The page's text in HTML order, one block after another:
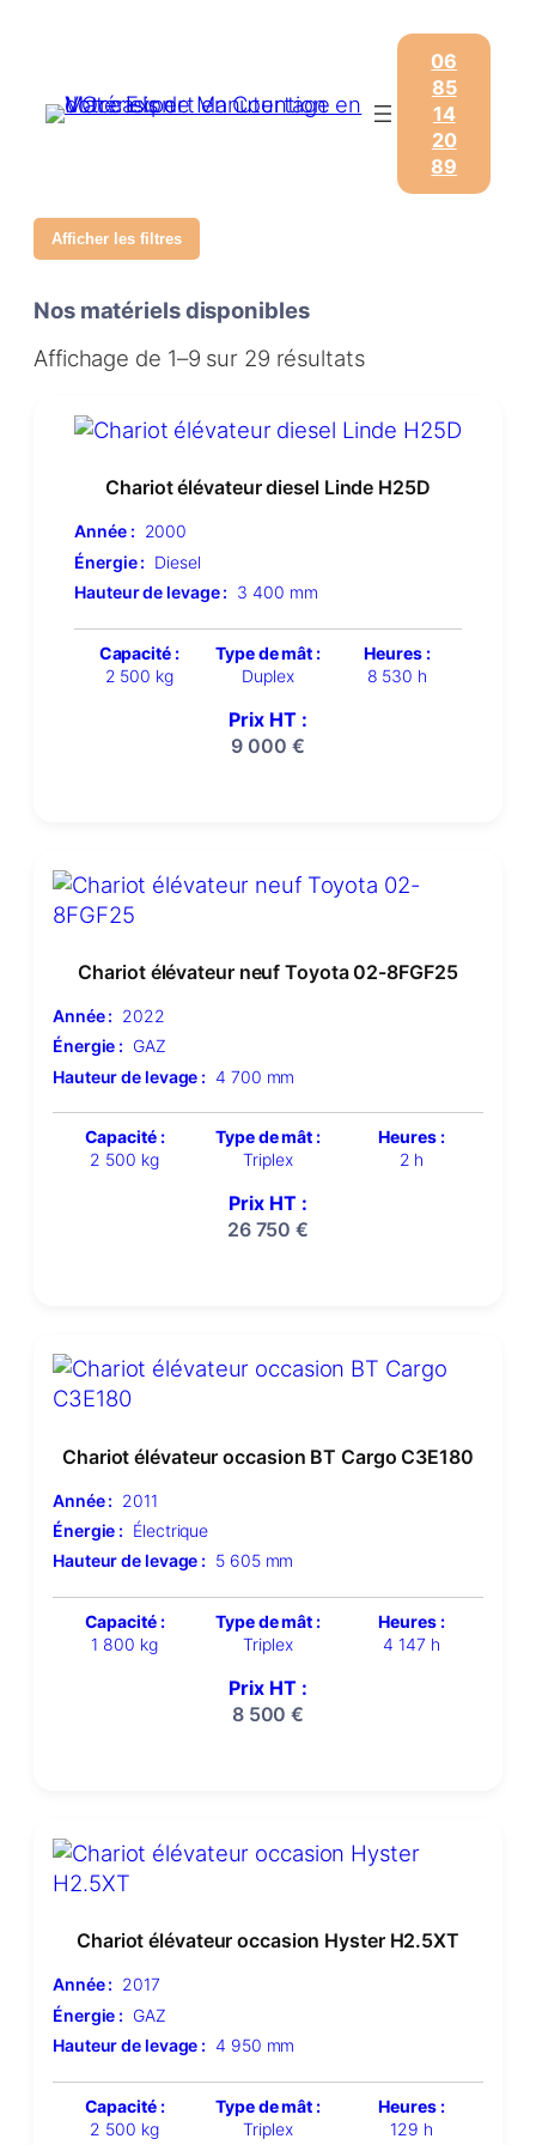
06
85
14
20
89
Afficher les filtres
Nos matériels disponibles
Affichage de 1–9 sur 29 résultats
Chariot élévateur diesel Linde H25D
Année : 2000
Énergie : Diesel
Hauteur de levage : 3 400 mm
Capacité :
2 500 kg
Type de mât :
Duplex
Heures :
8 530 h
Prix HT :
9 000 €
Chariot élévateur neuf Toyota 02-8FGF25
Année : 2022
Énergie : GAZ
Hauteur de levage : 4 700 mm
Capacité :
2 500 kg
Type de mât :
Triplex
Heures :
2 h
Prix HT :
26 750€
Chariot élévateur occasion BT Cargo C3E180
Année : 2011
Énergie : Électrique
Hauteur de levage : 5 605 mm
Capacité :
1 800 kg
Type de mât :
Triplex
Heures :
4 147 h
Prix HT :
8 500€
Chariot élévateur occasion Hyster H2.5XT
Année : 2017
Énergie : GAZ
Hauteur de levage : 4 950 mm
Capacité :
2 500 kg
Type de mât :
Triplex
Heures :
129 h